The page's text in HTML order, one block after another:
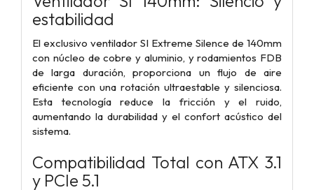
estabilidad
El exclusivo ventilador SI Extreme Silence de 140mm
con núcleo de cobre y aluminio, y rodamientos FDB
de larga duración, proporciona un flujo de aire
eficiente con una rotación ultraestable y silenciosa.
Esta tecnología reduce la fricción y el ruido,
aumentando la durabilidad y el confort acústico del
sistema.
Compatibilidad Total con ATX 3.1
y PCIe 5.1